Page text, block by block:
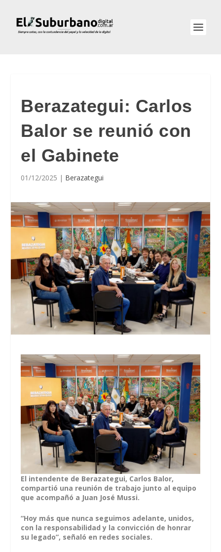
Berazategui: Carlos
Balor se reunió con
el Gabinete
01/12/2025 | Berazategui
El intendente de Berazategui, Carlos Balor,
compartió una reunión de trabajo junto al equipo
que acompañó a Juan José Mussi.
“Hoy más que nunca seguimos adelante, unidos,
con la responsabilidad y la convicción de honrar
su legado”, señaló en redes sociales.